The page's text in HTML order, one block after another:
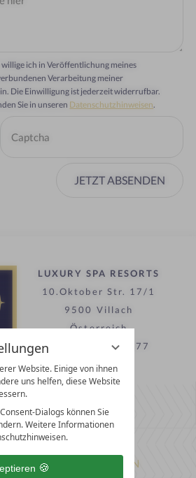
Website. Einige von ihnen
uns helfen, diese Website
Dialogs können Sie
Weitere Informationen
willige ich in Veröffentlichung meines
Verarbeitung meiner
Die Einwilligung ist jederzeit widerrufbar.
Sie in unseren Datenschutzhinweisen.
JETZT ABSENDEN
LUXURY SPA RESORTS
10.Oktober Str. 17/1
9500 Villach
Österreich
T +43 4242 22077
DA
HOTEL AUSZEICHNEN